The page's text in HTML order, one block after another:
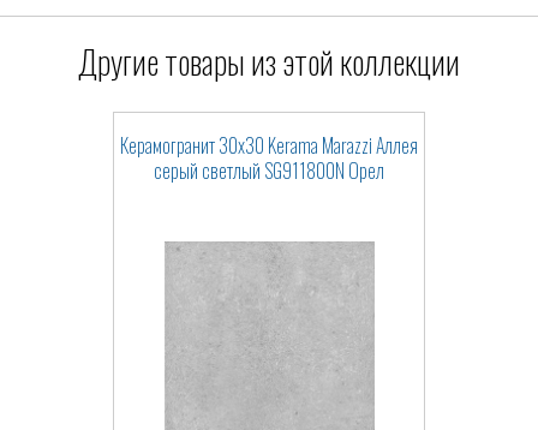
Другие товары из этой коллекции
Керамогранит 30x30 Kerama Marazzi Аллея
серый светлый SG911800N Орел